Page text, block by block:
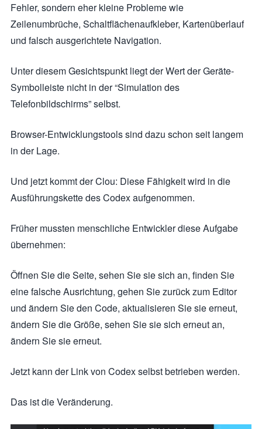
Fehler, sondern eher kleine Probleme wie
Zeilenumbrüche, Schaltflächenaufkleber, Kartenüberlauf
und falsch ausgerichtete Navigation.
Unter diesem Gesichtspunkt liegt der Wert der Geräte-
Symbolleiste nicht in der “Simulation des
Telefonbildschirms” selbst.
Browser-Entwicklungstools sind dazu schon seit langem
in der Lage.
Und jetzt kommt der Clou: Diese Fähigkeit wird in die
Ausführungskette des Codex aufgenommen.
Früher mussten menschliche Entwickler diese Aufgabe
übernehmen:
Öffnen Sie die Seite, sehen Sie sie sich an, finden Sie
eine falsche Ausrichtung, gehen Sie zurück zum Editor
und ändern Sie den Code, aktualisieren Sie sie erneut,
ändern Sie die Größe, sehen Sie sie sich erneut an,
ändern Sie sie erneut.
Jetzt kann der Link von Codex selbst betrieben werden.
Das ist die Veränderung.